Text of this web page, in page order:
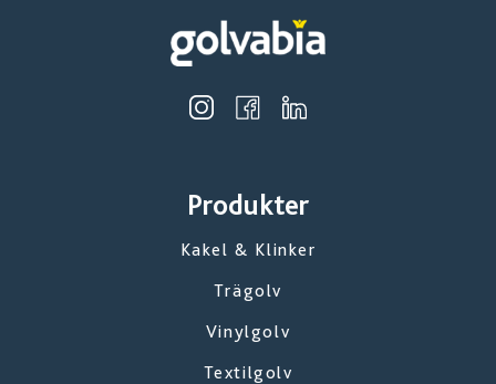
Produkter
Kakel & Klinker
Trägolv
Vinylgolv
Textilgolv